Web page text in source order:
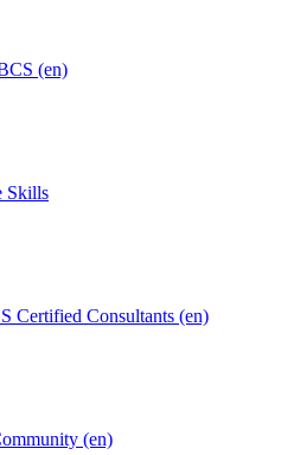
(en)
Skills
Certified Consultants (en)
(en)